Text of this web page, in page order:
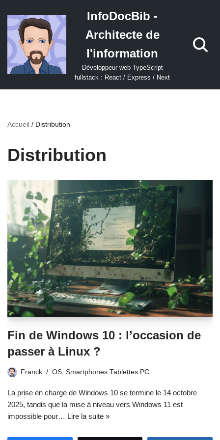
Aller
au
contenu
InfoDocBib -
Architecte de
l'information
Développeur web TypeScript
fullstack : React / Express / Next
Accueil / Distribution
Distribution
Fin de Windows 10 : l’occasion de
passer à Linux ?
Franck OS Smartphones Tablettes PC
La prise en charge de Windows 10 se termine le 14 octobre
2025, tandis que la mise à niveau vers Windows 11 est
impossible pour… Lire la suite »